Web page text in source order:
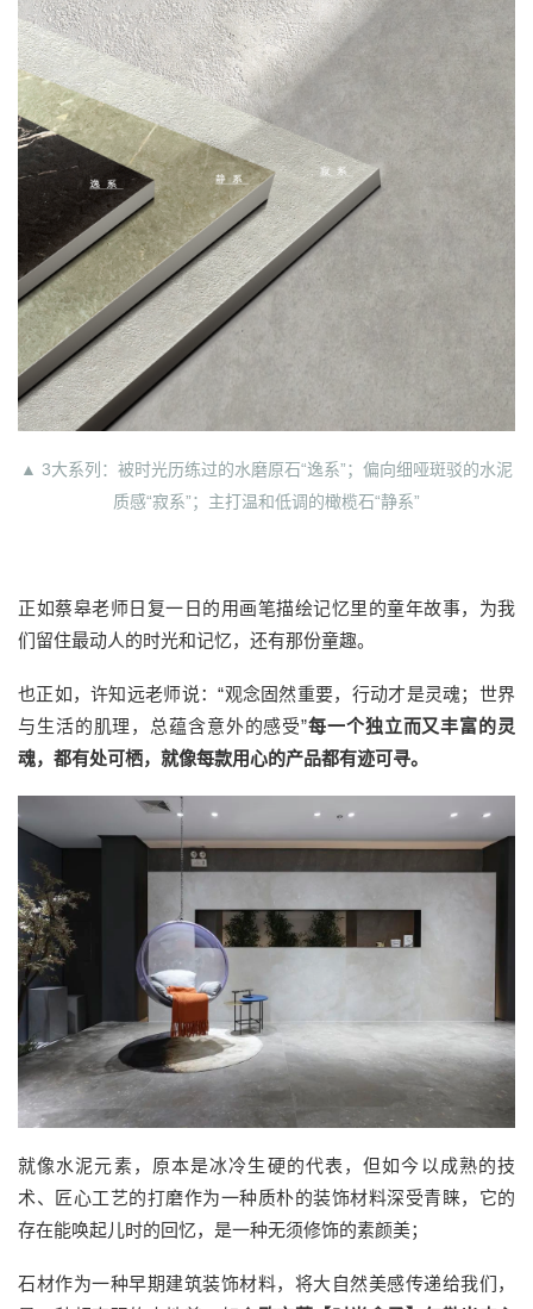
▲ 3大系列：被时光历练过的水磨原石“逸系”；偏向细哑斑驳的水泥
质感“寂系”；主打温和低调的橄榄石“静系”
正如蔡皋老师日复一日的用画笔描绘记忆里的童年故事，为我
们留住最动人的时光和记忆，还有那份童趣。
也正如，许知远老师说：“观念固然重要，行动才是灵魂；世界
与生活的肌理，总蕴含意外的感受”每一个独立而又丰富的灵
魂，都有处可栖，就像每款用心的产品都有迹可寻。
就像水泥元素，原本是冰冷生硬的代表，但如今以成熟的技
术、匠心工艺的打磨作为一种质朴的装饰材料深受青睐，它的
存在能唤起儿时的回忆，是一种无须修饰的素颜美；
石材作为一种早期建筑装饰材料，将大自然美感传递给我们，